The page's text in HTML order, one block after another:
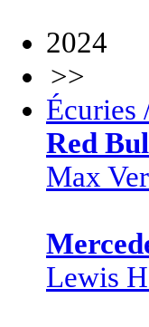
2024
>>
Écuries
Red
Max
Lewis